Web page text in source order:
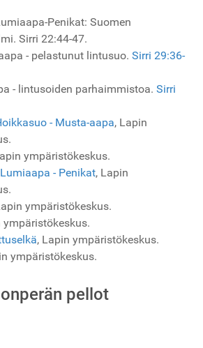
Penikat: Suomen
Sirri 22:44-47.
- pelastunut lintusuo. Sirri 29:36-
- lintusoiden parhaimmistoa. Sirri
- Musta-aapa, Lapin
ympäristökeskus.
- Penikat, Lapin
ympäristökeskus.
ympäristökeskus.
, Lapin ympäristökeskus.
ympäristökeskus.
pellot